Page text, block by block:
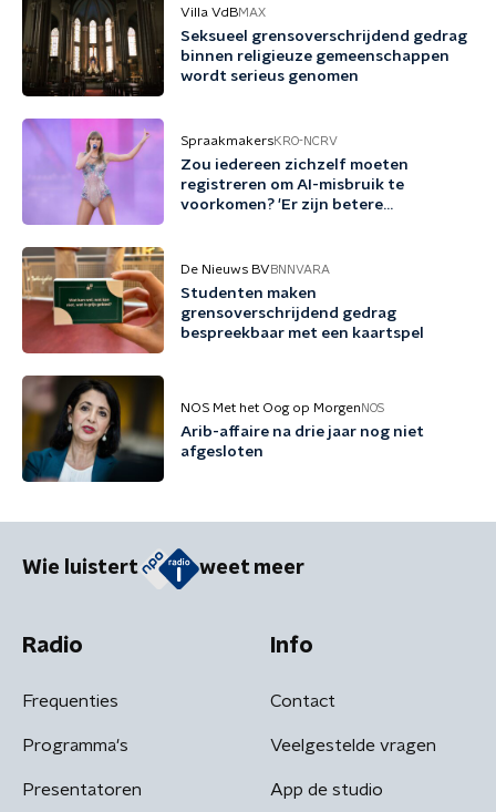
Villa VdBMAX
Seksueel grensoverschrijdend gedrag
binnen religieuze gemeenschappen
wordt serieus genomen
SpraakmakersKRO-NCRV
Zou iedereen zichzelf moeten
registreren om AI-misbruik te
voorkomen? 'Er zijn betere
De Nieuws BV BNNVARA
Studenten maken
grensoverschrijdend gedrag
bespreekbaar met een kaartspel
NOS Met het Oog op Morgen NOS
Arib-affaire na drie jaar nog niet
afgesloten
Wie luistert weet meer
Radio
Frequenties
Programma's
Presentatoren
Info
Contact
Veelgestelde vragen
App de studio